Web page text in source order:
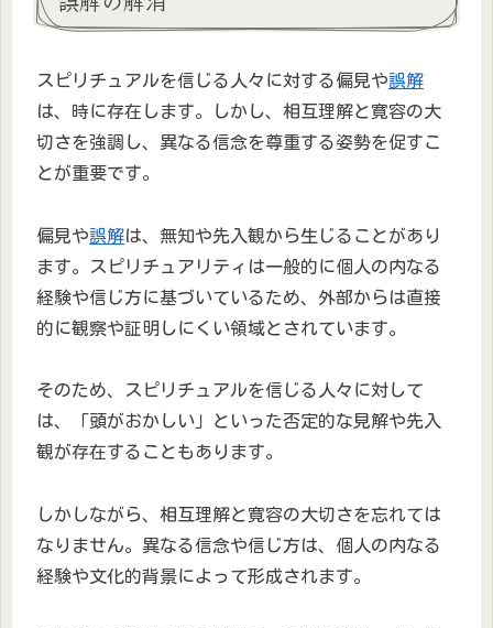
スピリチュアルを信じる人々に対する偏見や誤解
は、時に存在します。しかし、相互理解と寛容の大
切さを強調し、異なる信念を尊重する姿勢を促すこ
とが重要です。
偏見や誤解は、無知や先入観から生じることがあり
ます。スピリチュアリティは一般的に個人の内なる
経験や信じ方に基づいているため、外部からは直接
的に観察や証明しにくい領域とされています。
そのため、スピリチュアルを信じる人々に対して
は、「頭がおかしい」といった否定的な見解や先入
観が存在することもあります。
しかしながら、相互理解と寛容の大切さを忘れては
なりません。異なる信念や信じ方は、個人の内なる
経験や文化的背景によって形成されます。